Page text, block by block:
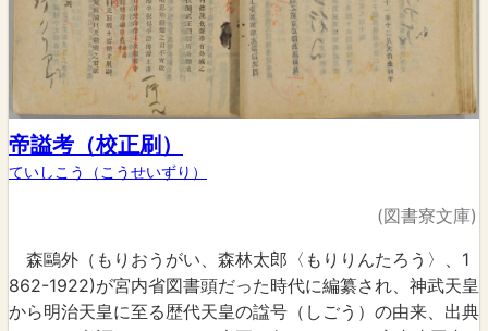
帝謚考（校正刷）
ていしこう（こうせいずり）
(図書寮文庫)
森鷗外（もりおうがい、森林太郎〈もりりんたろう〉、1
862-1922)が宮内省図書頭だった時代に編纂され、神武天皇
から明治天皇に至る歴代天皇の諡号（しごう）の由来、出典